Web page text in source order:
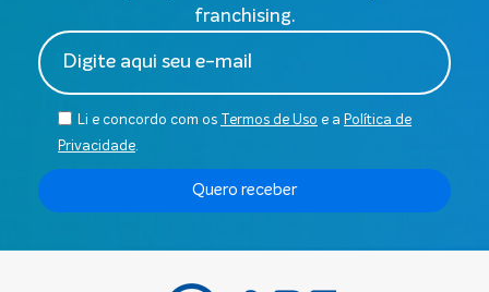
franchising.
Li e concordo com os Termos de Uso e a Política de
Privacidade.
Quero receber